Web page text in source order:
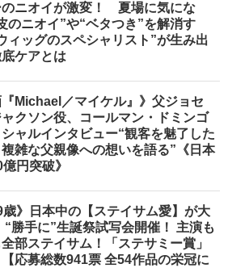
のニオイが激変！ 夏場に気にな
のニオイ”や“ベタつき”を解消す
ィッグのスペシャリスト”が生み出
ケアとは
『Michael／マイケル』》父ジョセ
クソン役、コールマン・ドミンゴ
ャルインタビュー“観客を魅了した
雑な父親像への想いを語る”《日本
円突破》
歳》日本中の【ステイサム愛】が大
“勝手に”生誕祭試写会開催！ 主演も
部ステイサム！「ステサミー賞」
応募総数941票 全54作品の栄冠に